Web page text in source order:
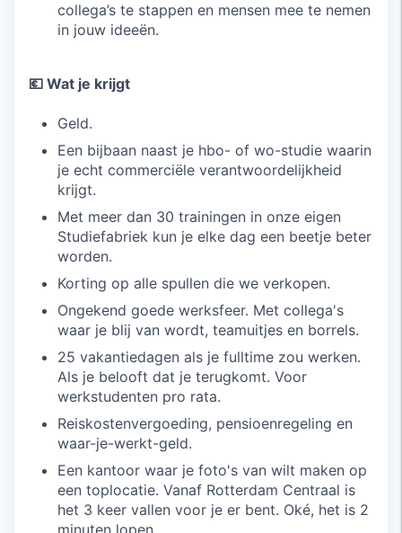
collega’s te stappen en mensen mee te nemen
in jouw ideeën.
💶 Wat je krijgt
Geld.
Een bijbaan naast je hbo- of wo-studie waarin
je echt commerciële verantwoordelijkheid
krijgt.
Met meer dan 30 trainingen in onze eigen
Studiefabriek kun je elke dag een beetje beter
worden.
Korting op alle spullen die we verkopen.
Ongekend goede werksfeer. Met collega's
waar je blij van wordt, teamuitjes en borrels.
25 vakantiedagen als je fulltime zou werken.
Als je belooft dat je terugkomt. Voor
werkstudenten pro rata.
Reiskostenvergoeding, pensioenregeling en
waar-je-werkt-geld.
Een kantoor waar je foto's van wilt maken op
een toplocatie. Vanaf Rotterdam Centraal is
het 3 keer vallen voor je er bent. Oké, het is 2
minuten lopen.